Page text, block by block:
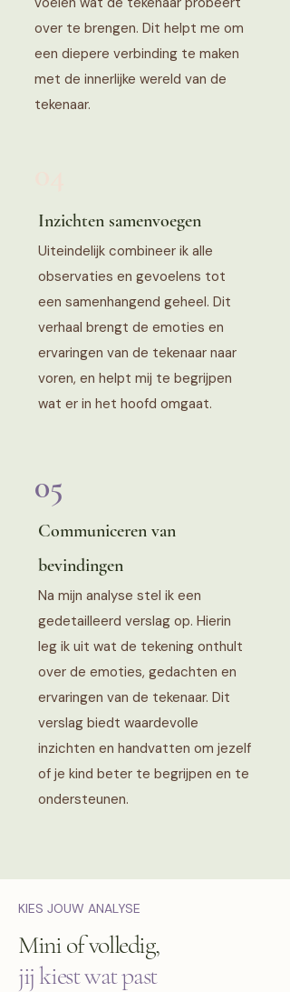
over te brengen. Dit helpt me om
een diepere verbinding te maken
met de innerlijke wereld van de
tekenaar.
​Inzichten samenvoegen
Uiteindelijk combineer ik alle
observaties en gevoelens tot
een samenhangend geheel. Dit
verhaal brengt de emoties en
ervaringen van de tekenaar naar
voren, en helpt mij te begrijpen
wat er in het hoofd omgaat.
05
Communiceren van
bevindingen
Na mijn analyse stel ik een
gedetailleerd verslag op. Hierin
leg ik uit wat de tekening onthult
over de emoties, gedachten en
ervaringen van de tekenaar. Dit
verslag biedt waardevolle
inzichten en handvatten om jezelf
of je kind beter te begrijpen en te
ondersteunen.
KIES JOUW ANALYSE
Mini of volledig,
jij kiest wat past